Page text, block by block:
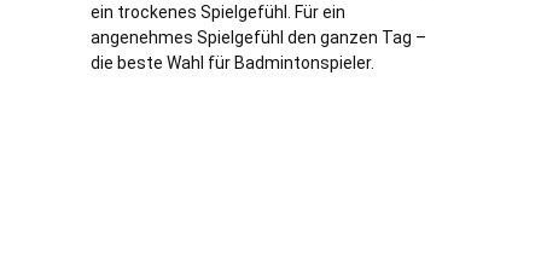
ein trockenes Spielgefühl. Für ein
angenehmes Spielgefühl den ganzen Tag –
die beste Wahl für Badmintonspieler.